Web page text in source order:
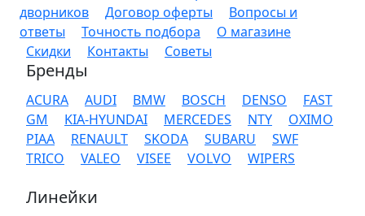
дворников
Договор оферты
Вопросы и
ответы
Точность подбора
О магазине
Скидки
Контакты Советы
Бренды
ACURA AUDI BMW BOSCH DENSO
FAST
GM
KIA-HYUNDAI MERCEDES NTY
OXIMO
PIAA
RENAULT SKODA SUBARU
SWF
TRICO
VALEO VISEE VOLVO WIPERS
Линейки